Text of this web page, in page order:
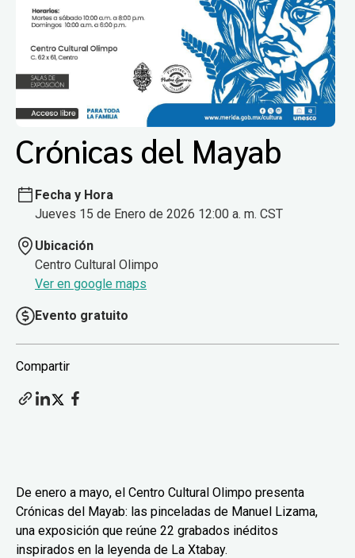
Crónicas del Mayab
Fecha y Hora
Jueves 15 de Enero de 2026 12:00 a. m. CST
Ubicación
Centro Cultural Olimpo
Ver en google maps
Evento gratuito
Compartir
De enero a mayo, el Centro Cultural Olimpo presenta
Crónicas del Mayab: las pinceladas de Manuel Lizama,
una exposición que reúne 22 grabados inéditos
inspirados en la leyenda de La Xtabay.